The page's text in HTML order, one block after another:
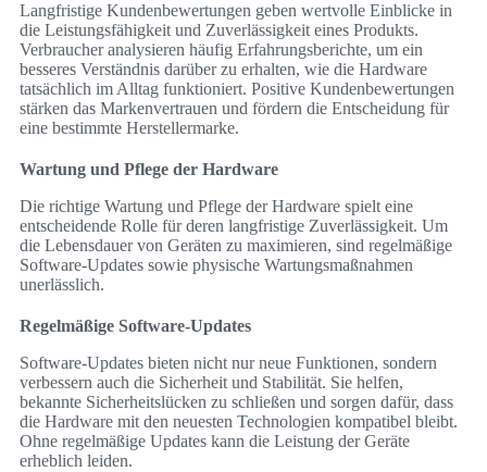
Langfristige Kundenbewertungen geben wertvolle Einblicke in
die Leistungsfähigkeit und Zuverlässigkeit eines Produkts.
Verbraucher analysieren häufig Erfahrungsberichte, um ein
besseres Verständnis darüber zu erhalten, wie die Hardware
tatsächlich im Alltag funktioniert. Positive Kundenbewertungen
stärken das Markenvertrauen und fördern die Entscheidung für
eine bestimmte Herstellermarke.
Wartung und Pflege der Hardware
Die richtige Wartung und Pflege der Hardware spielt eine
entscheidende Rolle für deren langfristige Zuverlässigkeit. Um
die Lebensdauer von Geräten zu maximieren, sind regelmäßige
Software-Updates sowie physische Wartungsmaßnahmen
unerlässlich.
Regelmäßige Software-Updates
Software-Updates bieten nicht nur neue Funktionen, sondern
verbessern auch die Sicherheit und Stabilität. Sie helfen,
bekannte Sicherheitslücken zu schließen und sorgen dafür, dass
die Hardware mit den neuesten Technologien kompatibel bleibt.
Ohne regelmäßige Updates kann die Leistung der Geräte
erheblich leiden.